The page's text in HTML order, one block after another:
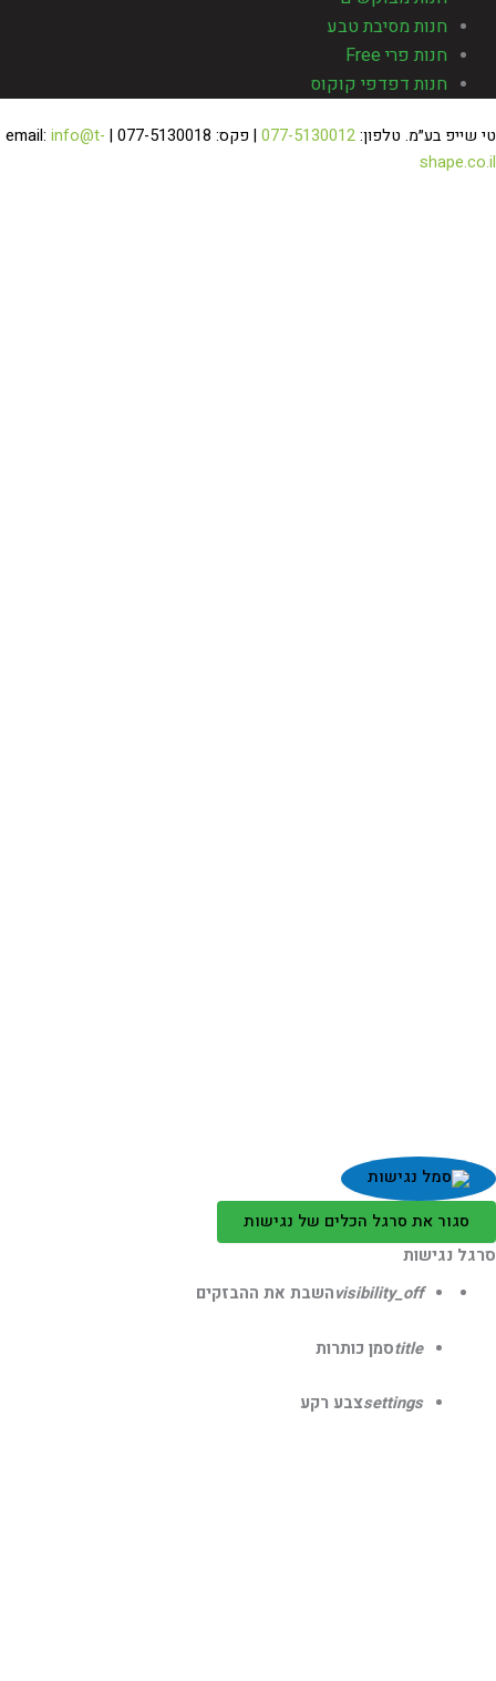
חנות מסיבת טבע
חנות פרי Free
חנות דפדפי קוקוס
שייפ בע״מ. טלפון:077-5130012| פקס: 077-5130018 | email:
info@t-
סגור את סרגל הכלים של נגישות
נגישות
visibility_offהשבת את ההבזקים
titleסמן כותרות
settingsצבע רקע